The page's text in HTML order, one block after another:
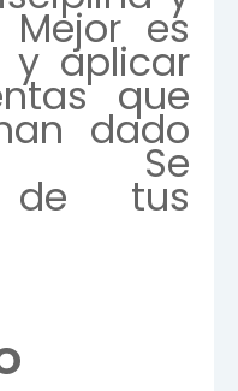
Mejor es
y aplicar
que
dado
Se
de tus